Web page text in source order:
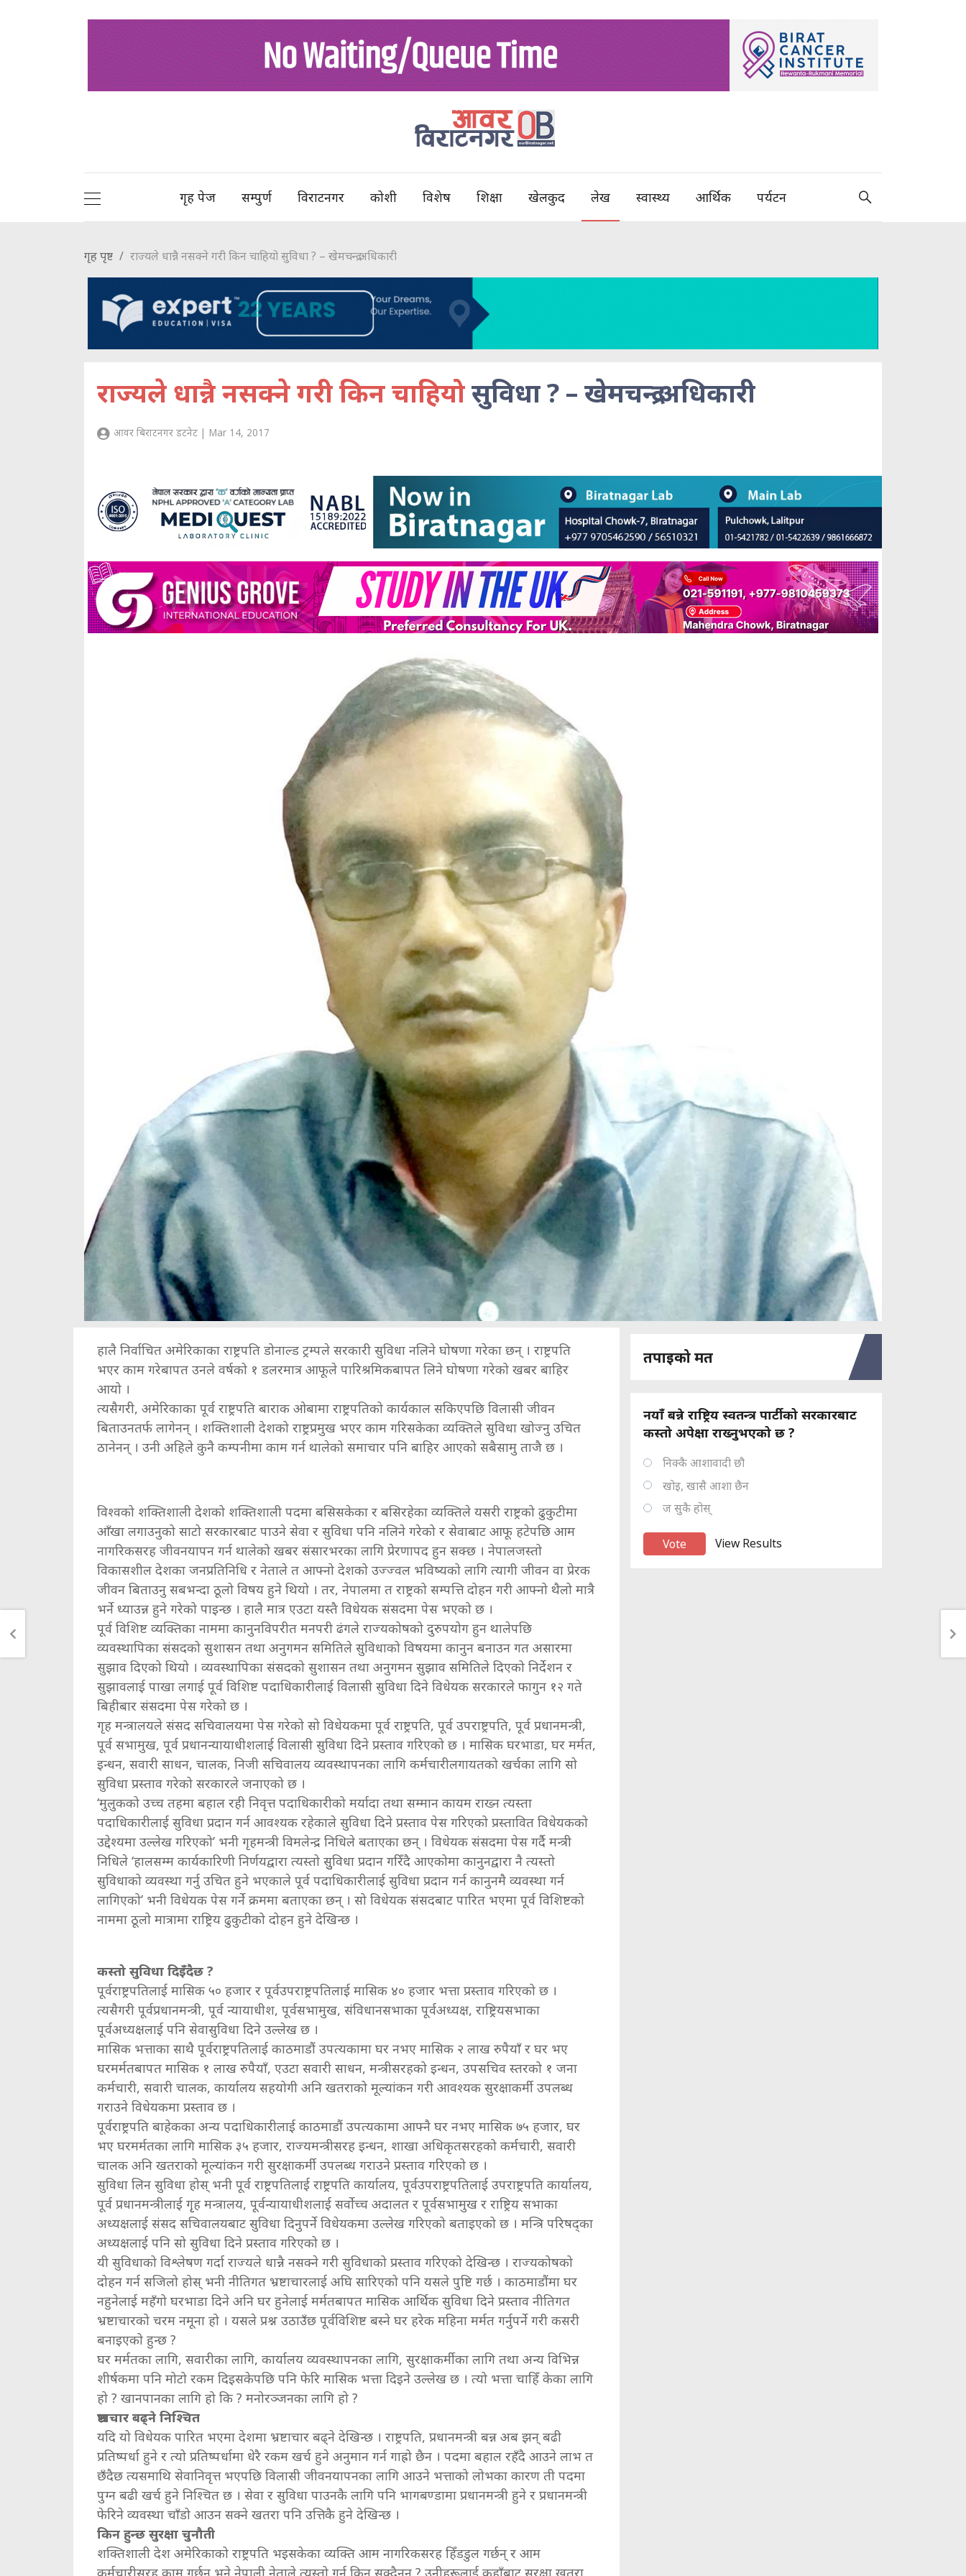
गृह पेज सम्पुर्ण विराटनगर कोशी विशेष शिक्षा खेलकुद लेख स्वास्थ्य आर्थिक पर्यटन
गृह पृष्ट राज्यले धान्नै नसक्ने गरी किन चाहियो सुविधा ? – खेमचन्द्र अधिकारी
राज्यले धान्नै नसक्ने गरी किन चाहियोसुविधा ? – खेमचन्द्र अधिकारी
आवर बिराटनगर डटनेट | Mar 14, 2017
हालै निर्वाचित अमेरिकाका राष्ट्रपति डोनाल्ड ट्रम्पले सरकारी सुविधा नलिने घोषणा गरेका छन् । राष्ट्रपति
भएर काम गरेबापत उनले वर्षको १ डलरमात्र आफूले पारिश्रमिकबापत लिने घोषणा गरेको खबर बाहिर
आयो ।
त्यसैगरी, अमेरिकाका पूर्व राष्ट्रपति बाराक ओबामा राष्ट्रपतिको कार्यकाल सकिएपछि विलासी जीवन
बिताउनतर्फ लागेनन् । शक्तिशाली देशको राष्ट्रप्रमुख भएर काम गरिसकेका व्यक्तिले सुविधा खोज्नु उचित
ठानेनन् । उनी अहिले कुनै कम्पनीमा काम गर्न थालेको समाचार पनि बाहिर आएको सबैसामु ताजै छ ।
विश्वको शक्तिशाली देशको शक्तिशाली पदमा बसिसकेका र बसिरहेका व्यक्तिले यसरी राष्ट्रको ढुकुटीमा
आँखा लगाउनुको साटो सरकारबाट पाउने सेवा र सुविधा पनि नलिने गरेको र सेवाबाट आफू हटेपछि आम
नागरिकसरह जीवनयापन गर्न थालेको खबर संसारभरका लागि प्रेरणापद हुन सक्छ । नेपालजस्तो
विकासशील देशका जनप्रतिनिधि र नेताले त आफ्नो देशको उज्ज्वल भविष्यको लागि त्यागी जीवन वा प्रेरक
जीवन बिताउनु सबभन्दा ठूलो विषय हुने थियो । तर, नेपालमा त राष्ट्रको सम्पत्ति दोहन गरी आफ्नो थैलो मात्रै
भर्ने ध्याउन्न हुने गरेको पाइन्छ । हालै मात्र एउटा यस्तै विधेयक संसदमा पेस भएको छ ।
पूर्व विशिष्ट व्यक्तिका नाममा कानुनविपरीत मनपरी ढंगले राज्यकोषको दुरुपयोग हुन थालेपछि
व्यवस्थापिका संसदको सुशासन तथा अनुगमन समितिले सुविधाको विषयमा कानुन बनाउन गत असारमा
सुझाव दिएको थियो । व्यवस्थापिका संसदको सुशासन तथा अनुगमन सुझाव समितिले दिएको निर्देशन र
सुझावलाई पाखा लगाई पूर्व विशिष्ट पदाधिकारीलाई विलासी सुविधा दिने विधेयक सरकारले फागुन १२ गते
बिहीबार संसदमा पेस गरेको छ ।
गृह मन्त्रालयले संसद सचिवालयमा पेस गरेको सो विधेयकमा पूर्व राष्ट्रपति, पूर्व उपराष्ट्रपति, पूर्व प्रधानमन्त्री,
पूर्व सभामुख, पूर्व प्रधानन्यायाधीशलाई विलासी सुविधा दिने प्रस्ताव गरिएको छ । मासिक घरभाडा, घर मर्मत,
इन्धन, सवारी साधन, चालक, निजी सचिवालय व्यवस्थापनका लागि कर्मचारीलगायतको खर्चका लागि सो
सुविधा प्रस्ताव गरेको सरकारले जनाएको छ ।
‘मुलुकको उच्च तहमा बहाल रही निवृत्त पदाधिकारीको मर्यादा तथा सम्मान कायम राख्न त्यस्ता
पदाधिकारीलाई सुविधा प्रदान गर्न आवश्यक रहेकाले सुविधा दिने प्रस्ताव पेस गरिएको प्रस्तावित विधेयकको
उद्देश्यमा उल्लेख गरिएको’ भनी गृहमन्त्री विमलेन्द्र निधिले बताएका छन् । विधेयक संसदमा पेस गर्दै मन्त्री
निधिले ‘हालसम्म कार्यकारिणी निर्णयद्वारा त्यस्तो सुुविधा प्रदान गरिँदै आएकोमा कानुनद्वारा नै त्यस्तो
सुविधाको व्यवस्था गर्नु उचित हुने भएकाले पूर्व पदाधिकारीलाई सुविधा प्रदान गर्न कानुनमै व्यवस्था गर्न
लागिएको’ भनी विधेयक पेस गर्ने क्रममा बताएका छन् । सो विधेयक संसदबाट पारित भएमा पूर्व विशिष्टको
नाममा ठूलो मात्रामा राष्ट्रिय ढुकुटीको दोहन हुने देखिन्छ ।
कस्तो सुविधा दिइँदैछ ?
पूर्वराष्ट्रपतिलाई मासिक ५० हजार र पूर्वउपराष्ट्रपतिलाई मासिक ४० हजार भत्ता प्रस्ताव गरिएको छ ।
त्यसैगरी पूर्वप्रधानमन्त्री, पूर्व न्यायाधीश, पूर्वसभामुख, संविधानसभाका पूर्वअध्यक्ष, राष्ट्रियसभाका
पूर्वअध्यक्षलाई पनि सेवासुविधा दिने उल्लेख छ ।
मासिक भत्ताका साथै पूर्वराष्ट्रपतिलाई काठमाडौं उपत्यकामा घर नभए मासिक २ लाख रुपैयाँ र घर भए
घरमर्मतबापत मासिक १ लाख रुपैयाँ, एउटा सवारी साधन, मन्त्रीसरहको इन्धन, उपसचिव स्तरको १ जना
कर्मचारी, सवारी चालक, कार्यालय सहयोगी अनि खतराको मूल्यांकन गरी आवश्यक सुरक्षाकर्मी उपलब्ध
गराउने विधेयकमा प्रस्ताव छ ।
पूर्वराष्ट्रपति बाहेकका अन्य पदाधिकारीलाई काठमाडौं उपत्यकामा आफ्नै घर नभए मासिक ७५ हजार, घर
भए घरमर्मतका लागि मासिक ३५ हजार, राज्यमन्त्रीसरह इन्धन, शाखा अधिकृतसरहको कर्मचारी, सवारी
चालक अनि खतराको मूल्यांकन गरी सुरक्षाकर्मी उपलब्ध गराउने प्रस्ताव गरिएको छ ।
सुविधा लिन सुविधा होस् भनी पूर्व राष्ट्रपतिलाई राष्ट्रपति कार्यालय, पूर्वउपराष्ट्रपतिलाई उपराष्ट्रपति कार्यालय,
पूर्व प्रधानमन्त्रीलाई गृृह मन्त्रालय, पूर्वन्यायाधीशलाई सर्वाेच्च अदालत र पूर्वसभामुख र राष्ट्रिय सभाका
अध्यक्षलाई संसद सचिवालयबाट सुविधा दिनुपर्ने विधेयकमा उल्लेख गरिएको बताइएको छ । मन्त्रि परिषद्का
अध्यक्षलाई पनि सो सुविधा दिने प्रस्ताव गरिएको छ ।
यी सुविधाको विश्लेषण गर्दा राज्यले धान्नै नसक्ने गरी सुविधाको प्रस्ताव गरिएको देखिन्छ । राज्यकोषको
दोहन गर्न सजिलो होस् भनी नीतिगत भ्रष्टाचारलाई अघि सारिएको पनि यसले पुष्टि गर्छ । काठमाडौंमा घर
नहुनेलाई महँगो घरभाडा दिने अनि घर हुनेलाई मर्मतबापत मासिक आर्थिक सुविधा दिने प्रस्ताव नीतिगत
भ्रष्टाचारको चरम नमूना हो । यसले प्रश्न उठाउँछ पूर्वविशिष्ट बस्ने घर हरेक महिना मर्मत गर्नुपर्ने गरी कसरी
बनाइएको हुन्छ ?
घर मर्मतका लागि, सवारीका लागि, कार्यालय व्यवस्थापनका लागि, सुरक्षाकर्मीका लागि तथा अन्य विभिन्न
शीर्षकमा पनि मोटो रकम दिइसकेपछि पनि फेरि मासिक भत्ता दिइने उल्लेख छ । त्यो भत्ता चाहिँ केका लागि
हो ? खानपानका लागि हो कि ? मनोरञ्जनका लागि हो ?
भ्रष्टाचार बढ्ने निश्चित
यदि यो विधेयक पारित भएमा देशमा भ्रष्टाचार बढ्ने देखिन्छ । राष्ट्रपति, प्रधानमन्त्री बन्न अब झन् बढी
प्रतिष्पर्धा हुने र त्यो प्रतिष्पर्धामा धेरै रकम खर्च हुने अनुमान गर्न गाह्रो छैन । पदमा बहाल रहँदै आउने लाभ त
छँदैछ त्यसमाथि सेवानिवृत्त भएपछि विलासी जीवनयापनका लागि आउने भत्ताको लोभका कारण ती पदमा
पुग्न बढी खर्च हुने निश्चित छ । सेवा र सुविधा पाउनकै लागि पनि भागबण्डामा प्रधानमन्त्री हुने र प्रधानमन्त्री
फेरिने व्यवस्था चाँडो आउन सक्ने खतरा पनि उत्तिकै हुने देखिन्छ ।
किन हुन्छ सुरक्षा चुनौती
शक्तिशाली देश अमेरिकाको राष्ट्रपति भइसकेका व्यक्ति आम नागरिकसरह हिँडडुल गर्छन् र आम
तपाइको मत
नयाँ बन्ने राष्ट्रिय स्वतन्त्र पार्टीको सरकारबाट
कस्तो अपेक्षा राख्नुभएको छ ?
निक्कै आशावादी छौ
खोइ, खासै आशा छैन
ज सुकै होस्
View Results